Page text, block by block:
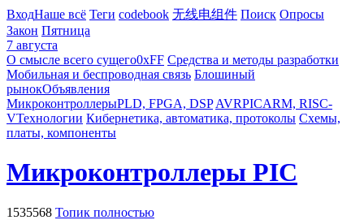
ВходНаше всё Теги codebook 无线电组件 Поиск Опросы
Закон Пятница
7 августа
О смысле всего сущего0xFF Средства и методы разработки
Мобильная и беспроводная связь Блошиный
рынокОбъявления
МикроконтроллерыPLD, FPGA, DSP AVRPICARM, RISC-
VТехнологии Кибернетика, автоматика, протоколы Схемы,
платы, компоненты
Микроконтроллеры PIC
1535568 Топик полностью